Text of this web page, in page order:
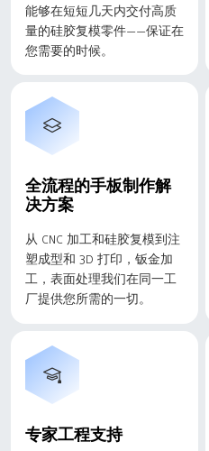
能够在短短几天内交付高质
量的硅胶复模零件——保证在
您需要的时候。
全流程的手板制作解
决方案
从 CNC 加工和硅胶复模到注
塑成型和 3D 打印，钣金加
工，表面处理我们在同一工
厂提供您所需的一切。
专家工程支持